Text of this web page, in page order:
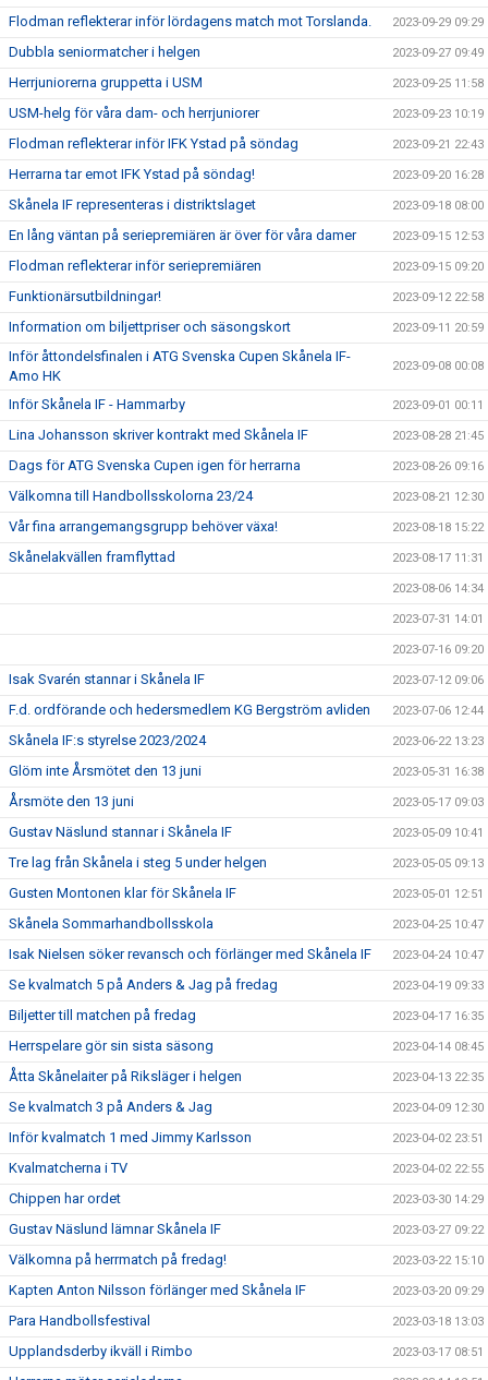
Flodman reflekterar inför lördagens match mot Torslanda. 2023-09-29 09:29
Dubbla seniormatcher i helgen 2023-09-27 09:49
Herrjuniorerna gruppetta i USM 2023-09-25 11:58
USM-helg för våra dam- och herrjuniorer 2023-09-23 10:19
Flodman reflekterar inför IFK Ystad på söndag 2023-09-21 22:43
Herrarna tar emot IFK Ystad på söndag! 2023-09-20 16:28
Skånela IF representeras i distriktslaget 2023-09-18 08:00
En lång väntan på seriepremiären är över för våra damer 2023-09-15 12:53
Flodman reflekterar inför seriepremiären 2023-09-15 09:20
Funktionärsutbildningar! 2023-09-12 22:58
Information om biljettpriser och säsongskort 2023-09-11 20:59
Inför åttondelsfinalen i ATG Svenska Cupen Skånela IF-
Amo HK
2023-09-08 00:08
Inför Skånela IF - Hammarby 2023-09-01 00:11
Lina Johansson skriver kontrakt med Skånela IF 2023-08-28 21:45
Dags för ATG Svenska Cupen igen för herrarna 2023-08-26 09:16
Välkomna till Handbollsskolorna 23/24 2023-08-21 12:30
Vår fina arrangemangsgrupp behöver växa! 2023-08-18 15:22
Skånelakvällen framflyttad 2023-08-17 11:31
2023-08-06 14:34
2023-07-31 14:01
2023-07-16 09:20
Isak Svarén stannar i Skånela IF 2023-07-12 09:06
F.d. ordförande och hedersmedlem KG Bergström avliden 2023-07-06 12:44
Skånela IF:s styrelse 2023/2024 2023-06-22 13:23
Glöm inte Årsmötet den 13 juni 2023-05-31 16:38
Årsmöte den 13 juni 2023-05-17 09:03
Gustav Näslund stannar i Skånela IF 2023-05-09 10:41
Tre lag från Skånela i steg 5 under helgen 2023-05-05 09:13
Gusten Montonen klar för Skånela IF 2023-05-01 12:51
Skånela Sommarhandbollsskola 2023-04-25 10:47
Isak Nielsen söker revansch och förlänger med Skånela IF 2023-04-24 10:47
Se kvalmatch 5 på Anders & Jag på fredag 2023-04-19 09:33
Biljetter till matchen på fredag 2023-04-17 16:35
Herrspelare gör sin sista säsong 2023-04-14 08:45
Åtta Skånelaiter på Riksläger i helgen 2023-04-13 22:35
Se kvalmatch 3 på Anders & Jag 2023-04-09 12:30
Inför kvalmatch 1 med Jimmy Karlsson 2023-04-02 23:51
Kvalmatcherna i TV 2023-04-02 22:55
Chippen har ordet 2023-03-30 14:29
Gustav Näslund lämnar Skånela IF 2023-03-27 09:22
Välkomna på herrmatch på fredag! 2023-03-22 15:10
Kapten Anton Nilsson förlänger med Skånela IF 2023-03-20 09:29
Para Handbollsfestival 2023-03-18 13:03
Upplandsderby ikväll i Rimbo 2023-03-17 08:51